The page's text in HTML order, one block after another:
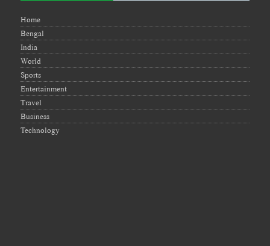
Home
Bengal
India
World
Sports
Entertainment
Travel
Business
Technology